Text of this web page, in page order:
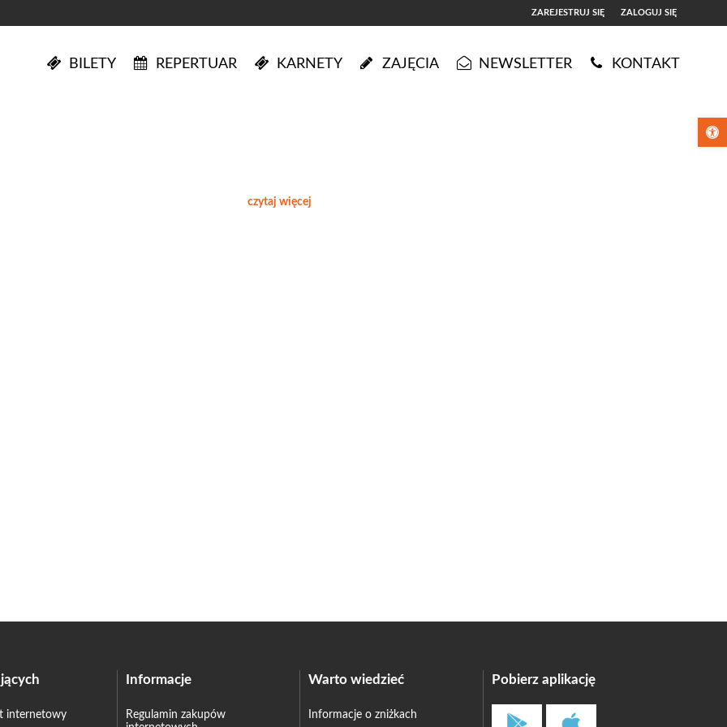
Otwórz
ZAREJESTRUJ SIĘ ZALOGUJ SIĘ
BILETY REPERTUAR KARNETY ZAJĘCIA NEWSLETTER KONTAKT
czytaj więcej
internetowy
Informacje
Regulamin zakupów
Warto wiedzieć
Informacje o zniżkach
Pobierz aplikację